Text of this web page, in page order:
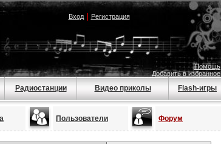
Вход| Регистрация
Помощь
Добавить в избранное
Радиостанции Видео приколы Flash-игры
Пользователи Форум